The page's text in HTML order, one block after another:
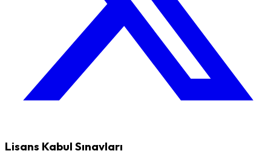
Lisans Kabul Sınavları